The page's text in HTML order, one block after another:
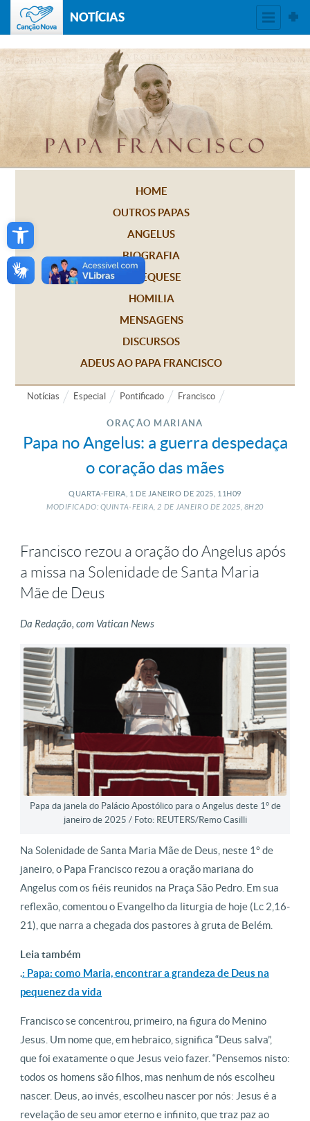
Open toolbar
NOTÍCIAS
HOME
OUTROS PAPAS
ANGELUS
BIOGRAFIA
CATEQUESE
HOMILIA
MENSAGENS
DISCURSOS
ADEUS AO PAPA FRANCISCO
Notícias Especial Pontificado Francisco
ORAÇÃO MARIANA
Papa no Angelus: a guerra despedaça
o coração das mães
QUARTA-FEIRA, 1 DE JANEIRO DE 2025, 11H09
MODIFICADO: QUINTA-FEIRA, 2 DEJANEIRO DE2025, 8H20
Francisco rezou a oração do Angelus após
a missa na Solenidade de Santa Maria
Mãe de Deus
Da Redação, com Vatican News
Papa da janela do Palácio Apostólico para o Angelus deste 1º de
janeiro de 2025 / Foto: REUTERS/Remo Casilli
Na Solenidade de Santa Maria Mãe de Deus, neste 1º de
janeiro, o Papa Francisco rezou a oração mariana do
Angelus com os fiéis reunidos na Praça São Pedro. Em sua
reflexão, comentou o Evangelho da liturgia de hoje (Lc 2,16-
21), que narra a chegada dos pastores à gruta de Belém.
Leia também
.: Papa: como Maria, encontrar a grandeza de Deus na
pequenez da vida
Francisco se concentrou, primeiro, na figura do Menino
Jesus. Um nome que, em hebraico, significa “Deus salva”,
que foi exatamente o que Jesus veio fazer. “Pensemos nisto:
todos os homens são filhos, mas nenhum de nós escolheu
nascer. Deus, ao invés, escolheu nascer por nós: Jesus é a
revelação de seu amor eterno e infinito, que traz paz ao